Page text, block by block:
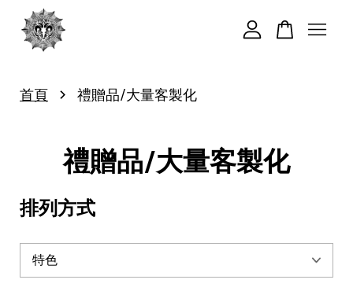
首頁 › 禮贈品/大量客製化
禮贈品/大量客製化
排列方式